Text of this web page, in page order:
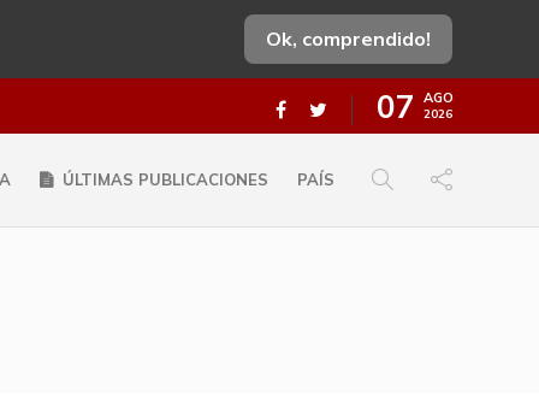
Ok, comprendido!
07 AGO
2026
ÚLTIMAS PUBLICACIONES PAÍS